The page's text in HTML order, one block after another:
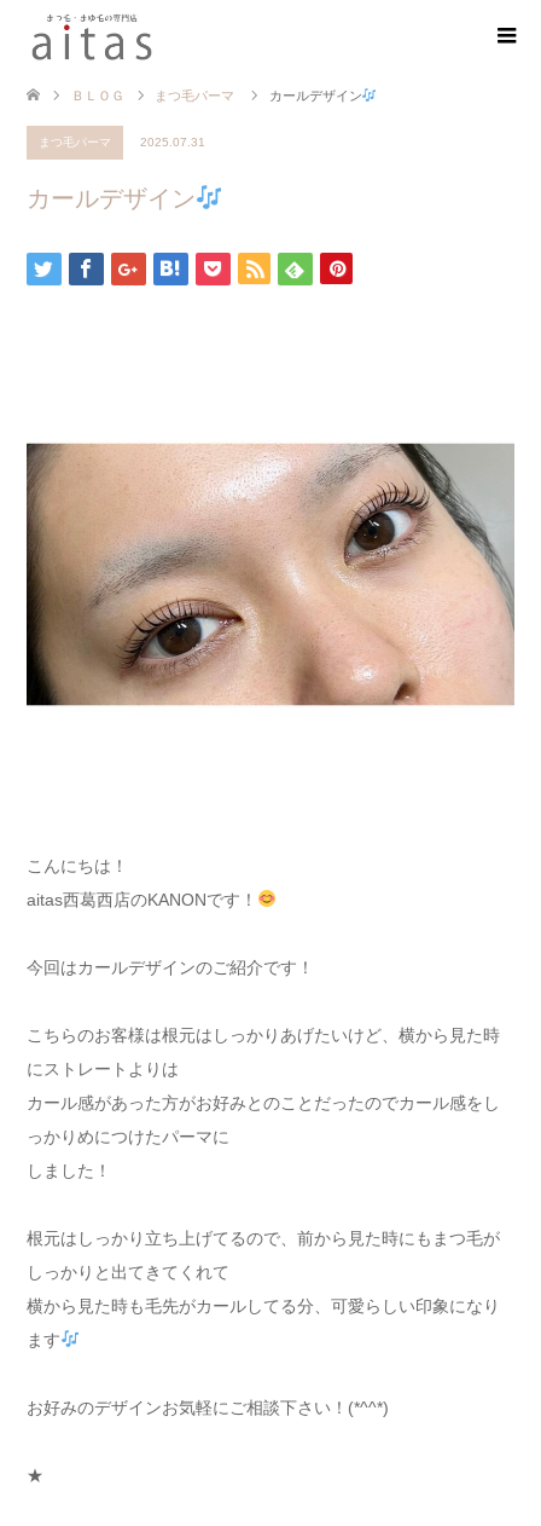
ＢＬＯＧ まつ毛パーマ カールデザイン
まつ毛パーマ 2025.07.31
カールデザイン
こんにちは！
aitas西葛西店のKANONです！
今回はカールデザインのご紹介です！
こちらのお客様は根元はしっかりあげたいけど、横から見た時
にストレートよりは
カール感があった方がお好みとのことだったのでカール感をし
っかりめにつけたパーマに
しました！
根元はしっかり立ち上げてるので、前から見た時にもまつ毛が
しっかりと出てきてくれて
横から見た時も毛先がカールしてる分、可愛らしい印象になり
ます
お好みのデザインお気軽にご相談下さい！(*^^*)
★